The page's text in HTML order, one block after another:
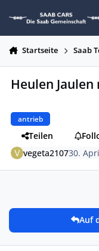
Startseite Saab
Heulen
antrieb
Teilen
vegeta210730.
Auf